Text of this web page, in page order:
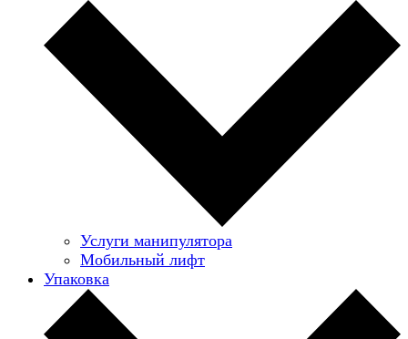
Услуги манипулятора
Мобильный лифт
Упаковка